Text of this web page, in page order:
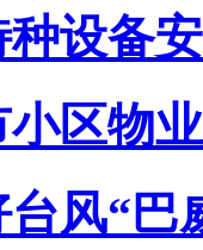
设备
区物
风“巴